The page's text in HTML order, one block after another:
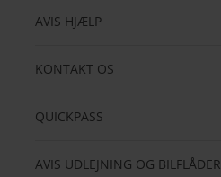
AVIS HJÆLP
KONTAKT OS
QUICKPASS
AVIS UDLEJNING OG BILFLÅDER